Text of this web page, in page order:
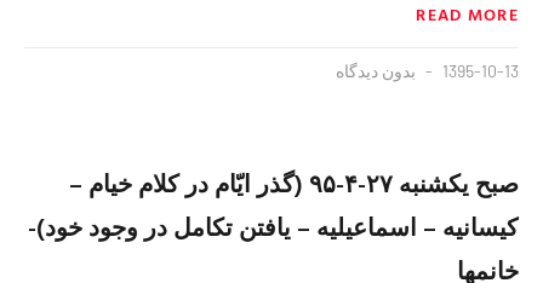
READ MORE
1395-10-13 بدون دیدگاه
صبح یکشنبه ۲۷-۴-۹۵ (گذر ایّام در کلام خیام –
کیسانیه – اسماعیلیه – یافتن تکامل در وجود خود)-
خانمها